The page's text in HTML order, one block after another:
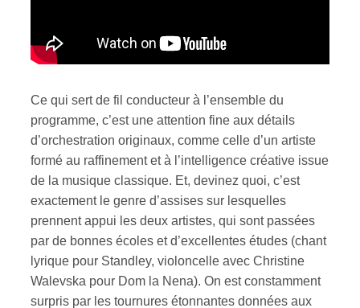
Ce qui sert de fil conducteur à l’ensemble du
programme, c’est une attention fine aux détails
d’orchestration originaux, comme celle d’un artiste
formé au raffinement et à l’intelligence créative issue
de la musique classique. Et, devinez quoi, c’est
exactement le genre d’assises sur lesquelles
prennent appui les deux artistes, qui sont passées
par de bonnes écoles et d’excellentes études (chant
lyrique pour Standley, violoncelle avec Christine
Walevska pour Dom la Nena). On est constamment
surpris par les tournures étonnantes données aux